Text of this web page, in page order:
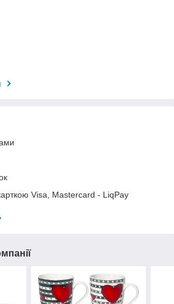
Visa, Mastercard - LiqPay